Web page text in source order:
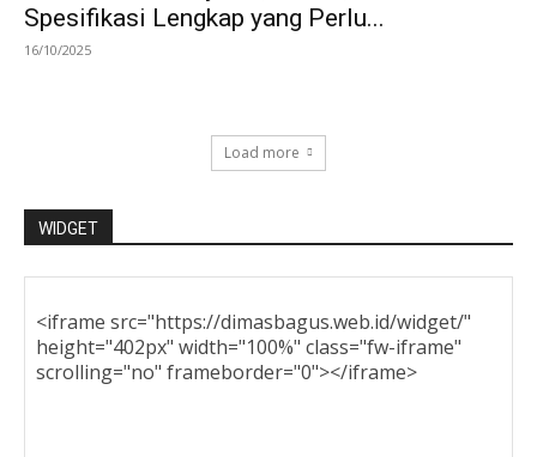
Spesifikasi Lengkap yang Perlu...
16/10/2025
Load more
WIDGET